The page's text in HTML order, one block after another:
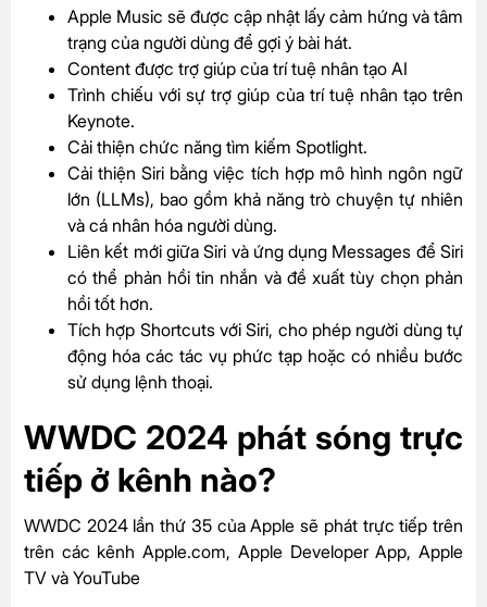
Apple Music sẽ được cập nhật lấy cảm hứng và tâm
trạng của người dùng để gợi ý bài hát.
Content được trợ giúp của trí tuệ nhân tạo AI
Trình chiếu với sự trợ giúp của trí tuệ nhân tạo trên
Keynote.
Cải thiện chức năng tìm kiếm Spotlight.
Cải thiện Siri bằng việc tích hợp mô hình ngôn ngữ
lớn (LLMs), bao gồm khả năng trò chuyện tự nhiên
và cá nhân hóa người dùng.
Liên kết mới giữa Siri và ứng dụng Messages để Siri
có thể phản hồi tin nhắn và đề xuất tùy chọn phản
hồi tốt hơn.
Tích hợp Shortcuts với Siri, cho phép người dùng tự
động hóa các tác vụ phức tạp hoặc có nhiều bước
sử dụng lệnh thoại.
WWDC 2024 phát sóng trực
tiếp ở kênh nào?
WWDC 2024 lần thứ 35 của Apple sẽ phát trực tiếp trên
trên các kênh Apple.com, Apple Developer App, Apple
TV và YouTube